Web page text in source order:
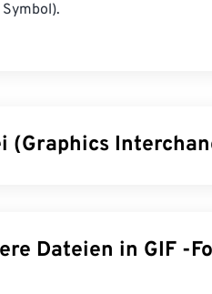
Symbol).
(Graphics
Komprimierungund
Form für Werbung,
Konvertieren Sie andere